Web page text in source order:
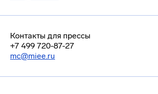
Контакты для прессы
+7 499 720-87-27
mc@miee.ru